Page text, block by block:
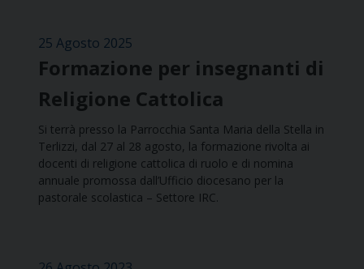
25 Agosto 2025
Formazione per insegnanti di
Religione Cattolica
Si terrà presso la Parrocchia Santa Maria della Stella in
Terlizzi, dal 27 al 28 agosto, la formazione rivolta ai
docenti di religione cattolica di ruolo e di nomina
annuale promossa dall’Ufficio diocesano per la
pastorale scolastica – Settore IRC.